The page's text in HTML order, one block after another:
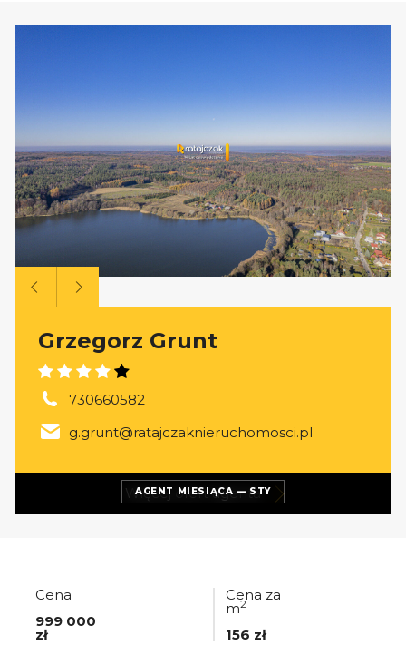
AGENT MIESIĄCA — STY
Grzegorz Grunt
730660582
g.grunt@ratajczaknieruchomosci.pl
Więcej ofertagenta
Cena
999 000
zł
Cena za
m2
156 zł